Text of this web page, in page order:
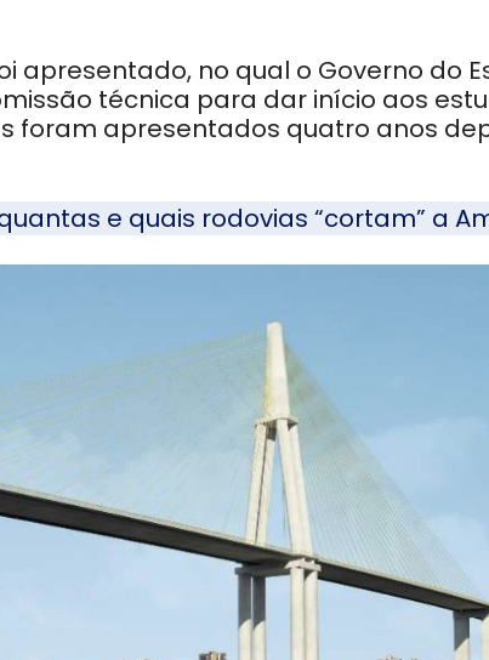
apresentado, no qual o Governo do
técnica para dar início aos
foram apresentados quatro anos
e quais rodovias “cortam” a